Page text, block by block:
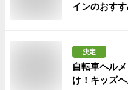
インのおす
決定
自転車ヘル
け！キッズ